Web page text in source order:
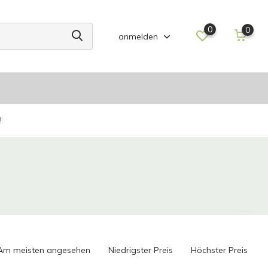
anmelden
0 0
meisten angesehen Niedrigster Preis Höchster Preis